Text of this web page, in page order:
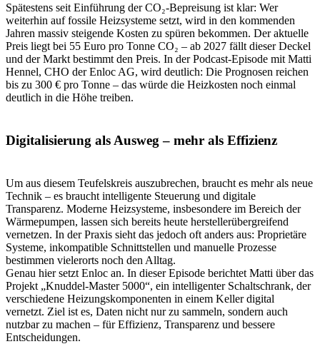
Spätestens seit Einführung der CO₂-Bepreisung ist klar: Wer
weiterhin auf fossile Heizsysteme setzt, wird in den kommenden
Jahren massiv steigende Kosten zu spüren bekommen. Der aktuelle
Preis liegt bei 55 Euro pro Tonne CO₂ – ab 2027 fällt dieser Deckel
und der Markt bestimmt den Preis. In der Podcast-Episode mit Matti
Hennel, CHO der Enloc AG, wird deutlich: Die Prognosen reichen
bis zu 300 € pro Tonne – das würde die Heizkosten noch einmal
deutlich in die Höhe treiben.
Digitalisierung als Ausweg – mehr als Effizienz
Um aus diesem Teufelskreis auszubrechen, braucht es mehr als neue
Technik – es braucht intelligente Steuerung und digitale
Transparenz. Moderne Heizsysteme, insbesondere im Bereich der
Wärmepumpen, lassen sich bereits heute herstellerübergreifend
vernetzen. In der Praxis sieht das jedoch oft anders aus: Proprietäre
Systeme, inkompatible Schnittstellen und manuelle Prozesse
bestimmen vielerorts noch den Alltag.
Genau hier setzt Enloc an. In dieser Episode berichtet Matti über das
Projekt „Knuddel-Master 5000“, ein intelligenter Schaltschrank, der
verschiedene Heizungskomponenten in einem Keller digital
vernetzt. Ziel ist es, Daten nicht nur zu sammeln, sondern auch
nutzbar zu machen – für Effizienz, Transparenz und bessere
Entscheidungen.